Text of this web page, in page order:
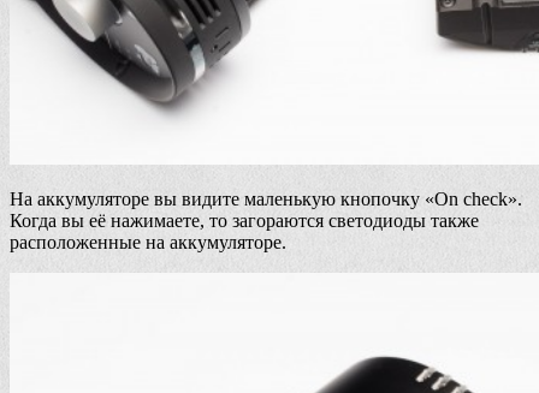
На аккумуляторе вы видите маленькую кнопочку «On check».
Когда вы её нажимаете, то загораются светодиоды также
расположенные на аккумуляторе.